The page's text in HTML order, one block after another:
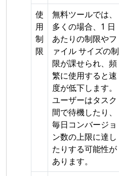
使
用
制
限
無料ツールでは、
多くの場合、1 日
あたりの制限やフ
ァイル サイズの制
限が課せられ、頻
繁に使用すると速
度が低下します。
ユーザーはタスク
間で待機したり、
毎日コンバージョ
ン数の上限に達し
たりする可能性が
あります。